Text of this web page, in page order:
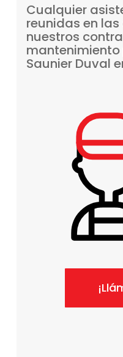
Cualquier
reunidas en las
nuestros
mantenimiento
Saunier Duval